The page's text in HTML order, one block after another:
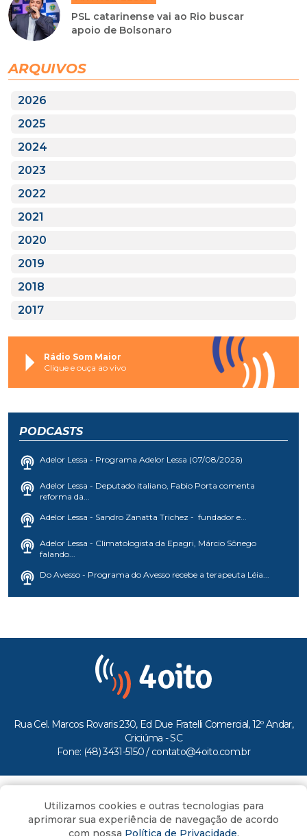
PSL catarinense vai ao Rio buscar
apoio de Bolsonaro
ARQUIVOS
2026
2025
2024
2023
2022
2021
2020
2019
2018
2017
Rádio Som Maior
Clique e ouça ao vivo
PODCASTS
Adelor Lessa - Programa Adelor Lessa (07/08/2026)
Adelor Lessa - Deputado italiano, Fabio Porta comenta
reforma da...
Adelor Lessa - Sandro Zanatta Trichez - fundador e...
Adelor Lessa - Climatologista da Epagri, Márcio Sônego
falando...
Do Avesso - Programa do Avesso recebe a terapeuta Léia...
Rua Cel. Marcos Rovaris 230, Ed Due Fratelli Comercial, 12º Andar,
Criciúma - SC
Fone: (48) 3431-5150 / contato@4oito.com.br
Todos os direitos reservados ao Portal 4oito
Utilizamos cookies e outras tecnologias para
aprimorar sua experiência de navegação de acordo
com nossa Política de Privacidade.